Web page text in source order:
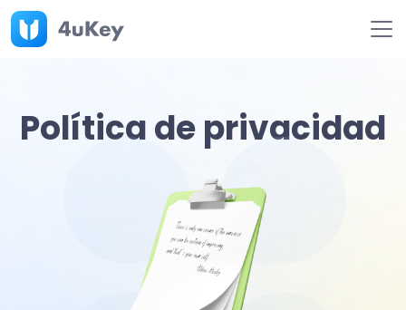
Política de privacidad